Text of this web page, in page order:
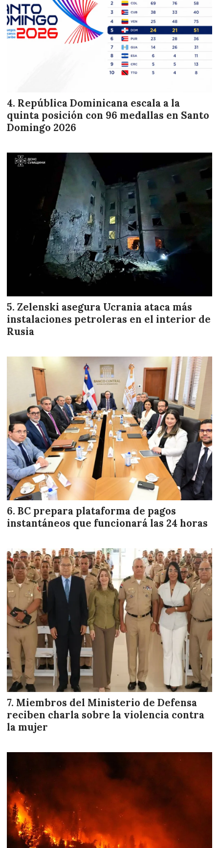
República Dominicana escala a la
quinta posición con 96 medallas en Santo
Domingo 2026
Zelenski asegura Ucrania ataca más
instalaciones petroleras en el interior de
Rusia
BC prepara plataforma de pagos
instantáneos que funcionará las 24 horas
Miembros del Ministerio de Defensa
reciben charla sobre la violencia contra
la mujer